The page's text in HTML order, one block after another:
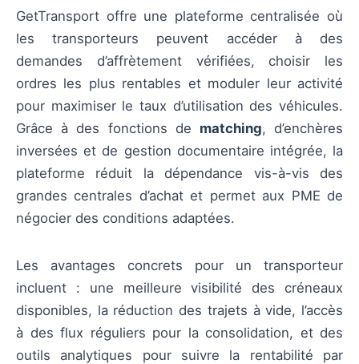
GetTransport offre une plateforme centralisée où
les transporteurs peuvent accéder à des
demandes d’affrètement vérifiées, choisir les
ordres les plus rentables et moduler leur activité
pour maximiser le taux d’utilisation des véhicules.
Grâce à des fonctions de matching, d’enchères
inversées et de gestion documentaire intégrée, la
plateforme réduit la dépendance vis-à-vis des
grandes centrales d’achat et permet aux PME de
négocier des conditions adaptées.
Les avantages concrets pour un transporteur
incluent : une meilleure visibilité des créneaux
disponibles, la réduction des trajets à vide, l’accès
à des flux réguliers pour la consolidation, et des
outils analytiques pour suivre la rentabilité par